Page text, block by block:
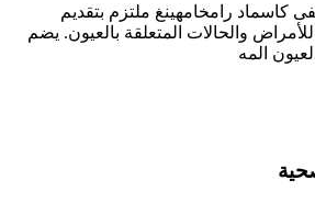
رامخامهينغ ملتزم بتقديم
للأمراض والحالات المتعلقة بالعيون. يضم
المه